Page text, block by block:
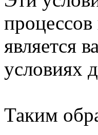
является
условиях
Таким